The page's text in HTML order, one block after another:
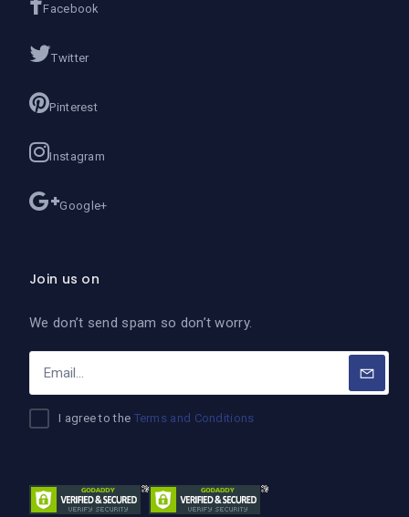
Facebook
Twitter
Pinterest
Instagram
Google+
Join us on
We don’t send spam so don’t worry.
I agree to the Terms and Conditions